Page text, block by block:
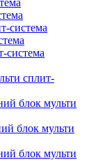
система
система
сплит-
блок мульти
блок мульти
блок мульти